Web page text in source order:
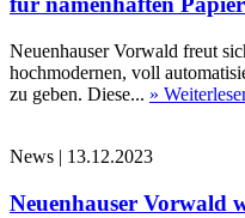
Neuenhauser Vorwald freut
hochmodernen, voll
zu geben. Diese... »
News | 13.12.2023
Neuenhauser Vorwald